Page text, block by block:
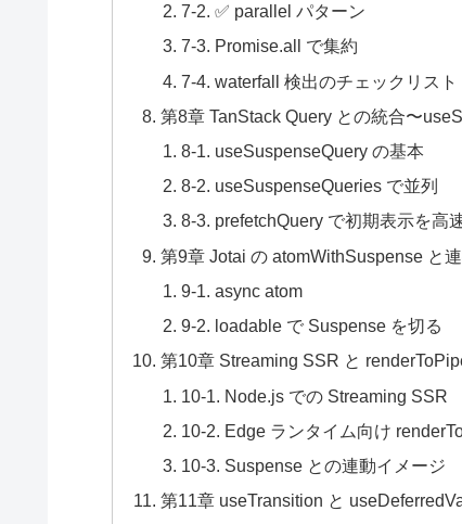
7-2. ✅ parallel パターン
7-3. Promise.all で集約
7-4. waterfall 検出のチェックリスト
第8章 TanStack Query との統合〜
8-1. useSuspenseQuery の基本
8-2. useSuspenseQueries で並列
8-3. prefetchQuery で初期表示を高
第9章 Jotai の atomWithSuspense と
9-1. async atom
9-2. loadable で Suspense を切る
第10章 Streaming SSR と
10-1. Node.js での Streaming SSR
10-2. Edge ランタイム向け
10-3. Suspense との連動イメージ
第11章 useTransition と